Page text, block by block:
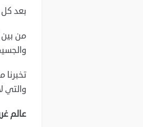
بعد
من بين
تخبرنا
والتي
عالم